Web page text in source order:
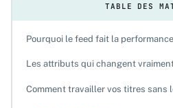
TABLE DES
Pourquoi le feed fait la
Les attributs qui changent
Comment travailler vos titres sans